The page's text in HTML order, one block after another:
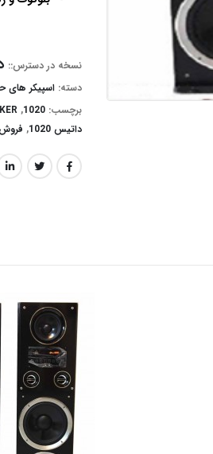
نسخه در دسترس::
دسته: اسپیکر های
برچسب: 1020
,
داتیس 1020
,